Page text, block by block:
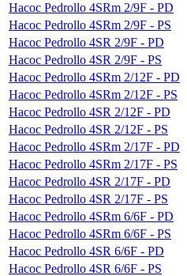
Насос Pedrollo 4SRm 2/9F - PD
Насос Pedrollo 4SRm 2/9F - PS
Насос Pedrollo 4SR 2/9F - PD
Насос Pedrollo 4SR 2/9F - PS
Насос Pedrollo 4SRm 2/12F - PD
Насос Pedrollo 4SRm 2/12F - PS
Насос Pedrollo 4SR 2/12F - PD
Насос Pedrollo 4SR 2/12F - PS
Насос Pedrollo 4SRm 2/17F - PD
Насос Pedrollo 4SRm 2/17F - PS
Насос Pedrollo 4SR 2/17F - PD
Насос Pedrollo 4SR 2/17F - PS
Насос Pedrollo 4SRm 6/6F - PD
Насос Pedrollo 4SRm 6/6F - PS
Насос Pedrollo 4SR 6/6F - PD
Насос Pedrollo 4SR 6/6F - PS